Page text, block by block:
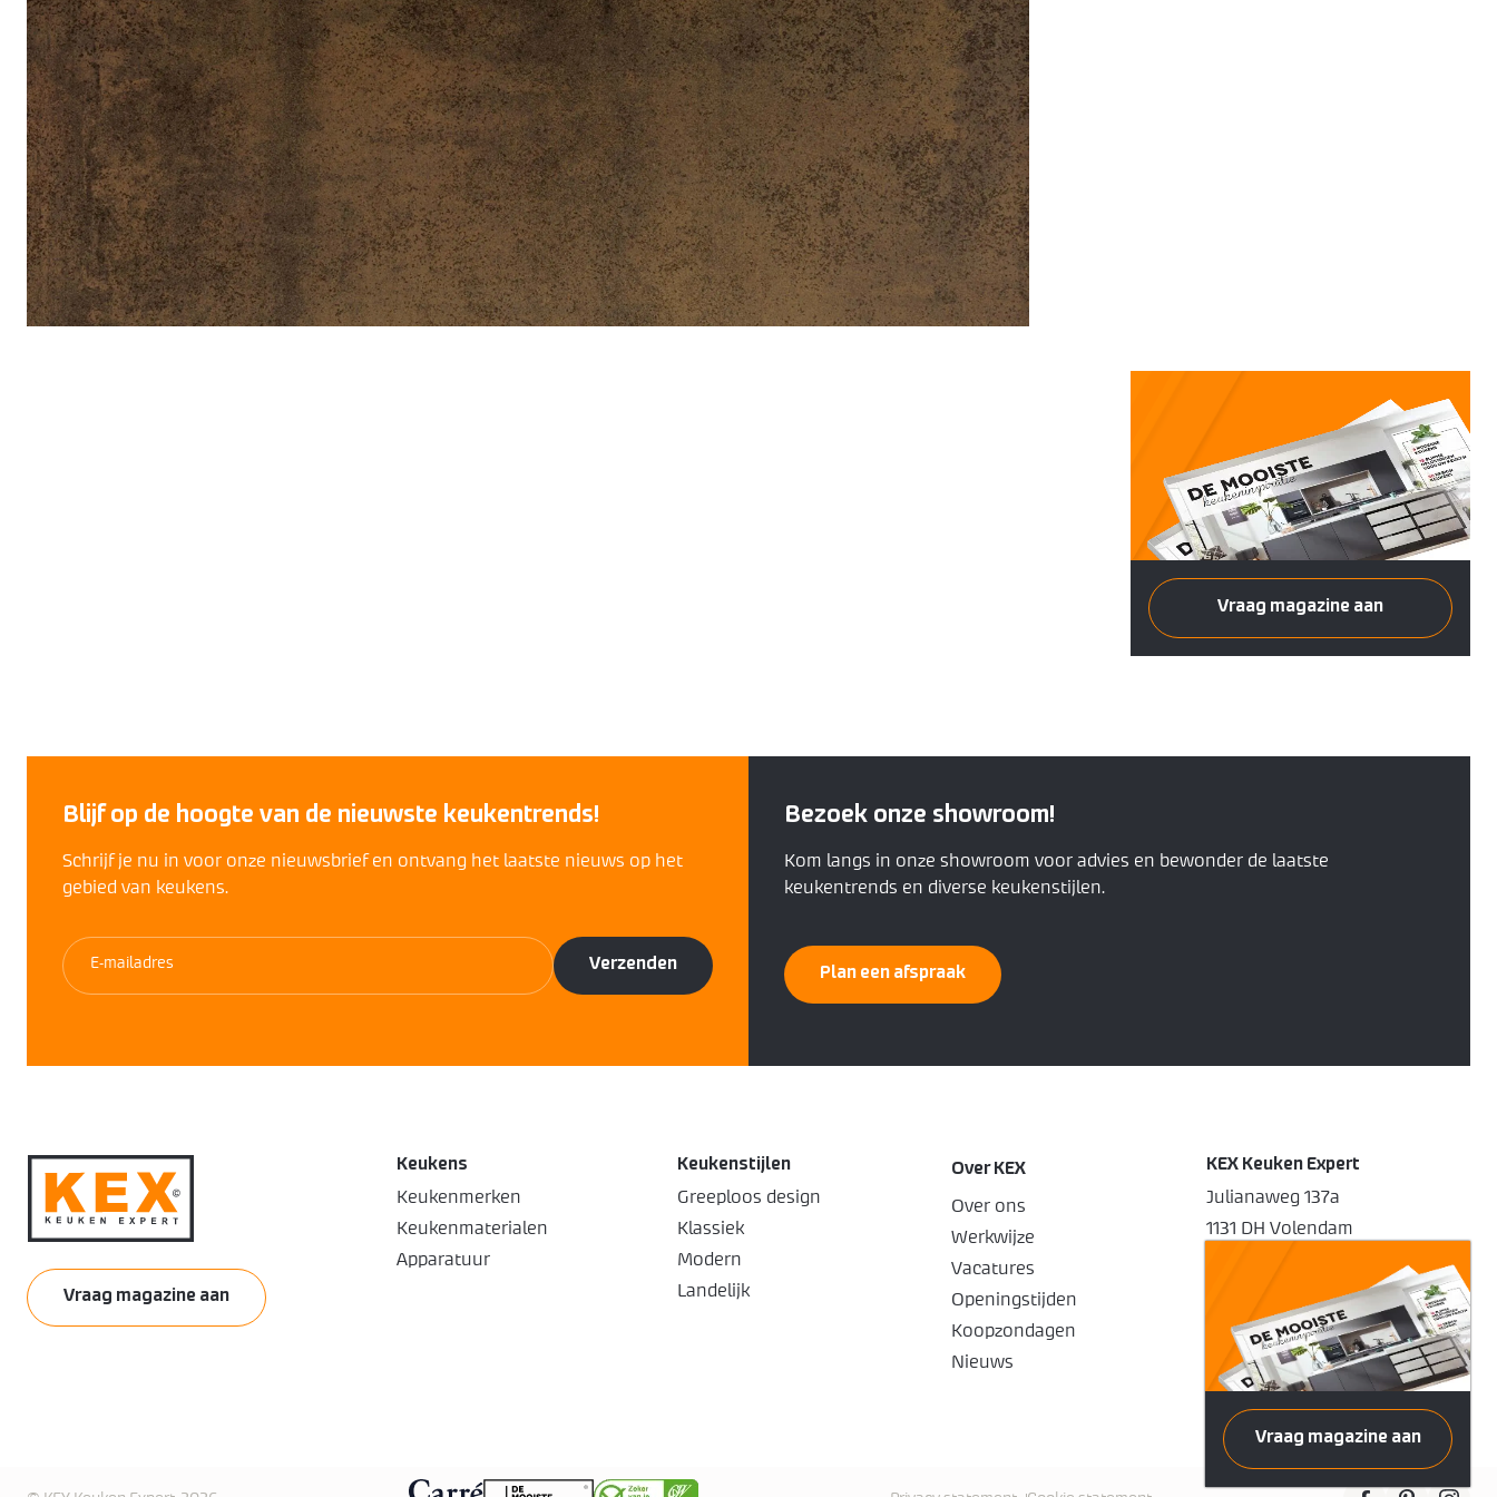
Vraag magazine aan
Vraag magazine aan
Blijf op de hoogte van de nieuwste keukentrends!
Schrijf je nu in voor onze nieuwsbrief en ontvang het laatste nieuws op het
gebied van keukens.
Bezoek onze showroom!
Kom langs in onze showroom voor advies en bewonder de laatste
keukentrends en diverse keukenstijlen.
Plan een afspraak
Vraag magazine aan
Keukens
Keukenmerken
Keukenmaterialen
Apparatuur
Keukenstijlen
Greeploos design
Klassiek
Modern
Landelijk
Over KEX
Over ons
Werkwijze
Vacatures
Openingstijden
Koopzondagen
Nieuws
KEX Keuken Expert
Julianaweg 137a
1131 DH Volendam
info@kexvolendam.nl
Openingstijden